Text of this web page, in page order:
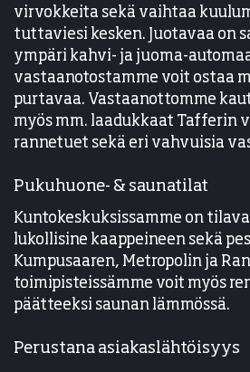
virvokkeita sekä vaihtaa
tuttaviesi kesken. Juotavaa on
ympäri kahvi- ja juoma-
vastaanotostamme voit ostaa
purtavaa. Vastaanottomme
myös mm. laadukkaat Tafferin
rannetuet sekä eri vahvuisia
Pukuhuone- & saunatilat
Kuntokeskuksissamme on
lukollisine kaappeineen sekä
Kumpusaaren, Metropolin ja
toimipisteissämme voit myös
päätteeksi saunan lämmössä.
Perustana asiakaslähtöisyys